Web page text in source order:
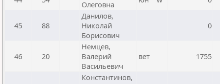
Олеговна
45 88
Данилов,
Николай
Борисович
0
46 20
Немцев,
Валерий
Васильевич
вет 1755
Константинов,